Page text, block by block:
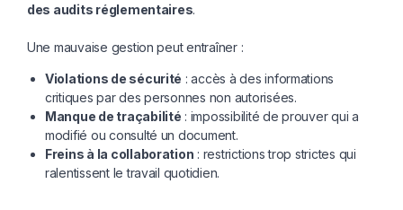
des audits réglementaires.
Une mauvaise gestion peut entraîner :
Violations de sécurité : accès à des informations
critiques par des personnes non autorisées.
Manque de traçabilité : impossibilité de prouver qui a
modifié ou consulté un document.
Freins à la collaboration : restrictions trop strictes qui
ralentissent le travail quotidien.